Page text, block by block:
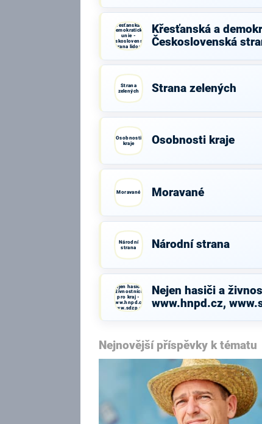
Křesťanská a
demokratická
unie -
Československá
strana lidová
Křesťanská a
Československá
Strana
zelených
Strana zelených
Osobnosti
kraje
Osobnosti kraje
Moravané Moravané
Národní
strana
Národní strana
Nejen hasiči a
živnostníci
pro kraj -
www.hnpd.cz,
www.sdzp.cz
Nejen hasiči a
www.hnpd.cz,
Nejnovější příspěvky k tématu